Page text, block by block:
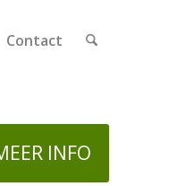
Contact
INFO